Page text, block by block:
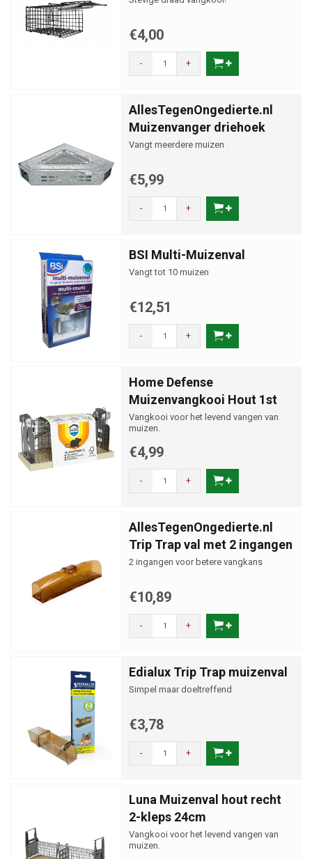
€4,00
- +
AllesTegenOngedierte.nl
Muizenvanger driehoek
Vangt meerdere muizen
€5,99
- +
BSI Multi-Muizenval
Vangt tot 10 muizen
€12,51
- +
Home Defense
Muizenvangkooi Hout 1st
Vangkooi voor het levend vangen van
muizen.
€4,99
- +
AllesTegenOngedierte.nl
Trip Trap val met 2 ingangen
2 ingangen voor betere vangkans
€10,89
- +
Edialux Trip Trap muizenval
Simpel maar doeltreffend
€3,78
- +
Luna Muizenval hout recht
2-kleps 24cm
Vangkooi voor het levend vangen van
muizen.